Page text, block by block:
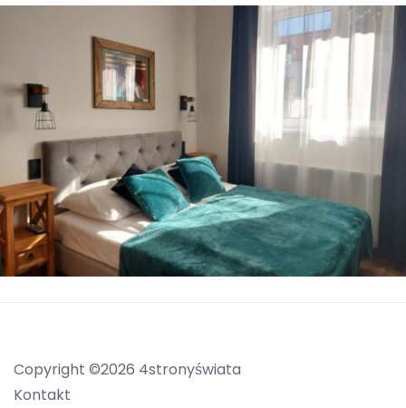
Copyright ©2026 4stronyświata
Kontakt